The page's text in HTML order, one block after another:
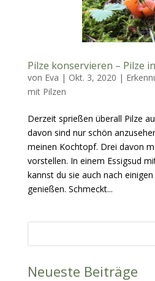
Pilze konservieren – Pilze
von Eva | Okt. 3, 2020 |
mit Pilzen
Derzeit sprießen überall Pilze
davon sind nur schön
meinen Kochtopf. Drei davon
vorstellen. In einem Essigsud
kannst du sie auch nach
genießen. Schmeckt...
Neueste Beiträge